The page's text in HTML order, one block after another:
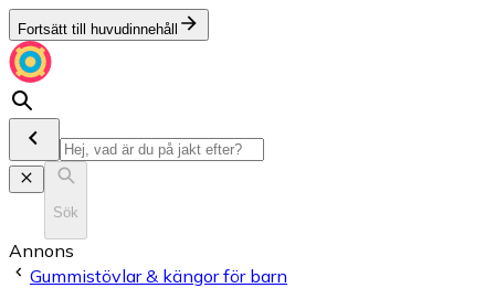
Fortsätt till huvudinnehåll
Sök
Annons
Gummistövlar & kängor för barn